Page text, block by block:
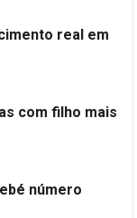
real em
com filho mais
número